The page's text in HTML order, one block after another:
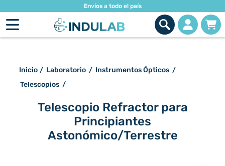
Envíos a todo el país
Inicio / Laboratorio / Instrumentos Ópticos /
Telescopios /
Telescopio Refractor para
Principiantes
Astonómico/Terrestre